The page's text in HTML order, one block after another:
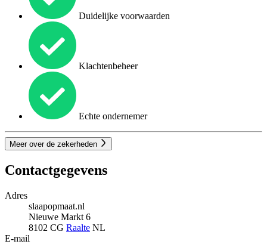
Duidelijke voorwaarden
Klachtenbeheer
Echte ondernemer
Meer over de zekerheden
Contactgegevens
Adres
slaapopmaat.nl
Nieuwe Markt 6
8102 CG Raalte NL
E-mail